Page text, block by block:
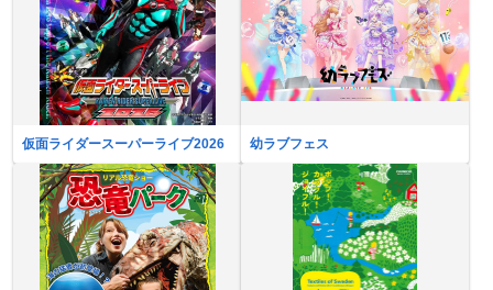
仮面ライダースーパーライブ2026 幼ラブフェス